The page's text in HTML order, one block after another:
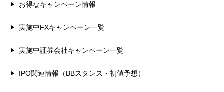
お得なキャンペーン情報
実施中FXキャンペーン一覧
実施中証券会社キャンペーン一覧
IPO関連情報（BBスタンス・初値予想）